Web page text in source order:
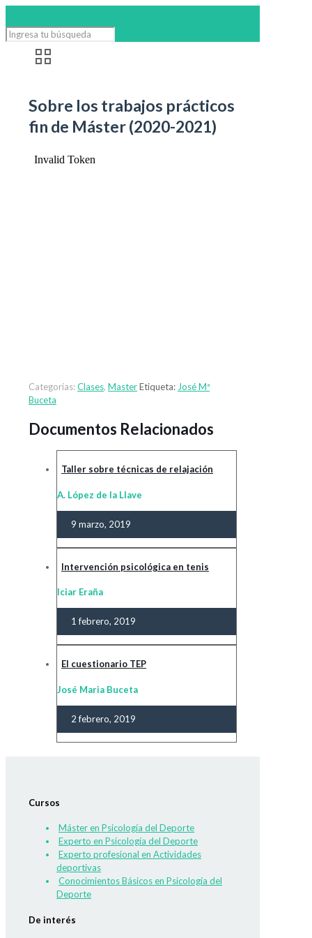
Sobre los trabajos prácticos
fin de Máster (2020-2021)
Categorías:Clases, MasterEtiqueta: José Mª
Buceta
Documentos Relacionados
Taller sobre técnicas de relajación
A. López de la Llave
9 marzo, 2019
Intervención psicológica en tenis
Iciar Eraña
1 febrero, 2019
El cuestionario TEP
José Maria Buceta
2 febrero, 2019
Cursos
Máster en Psicología del Deporte
Experto en Psicología del Deporte
Experto profesional en Actividades
deportivas
Conocimientos Básicos en Psicología del
Deporte
De interés